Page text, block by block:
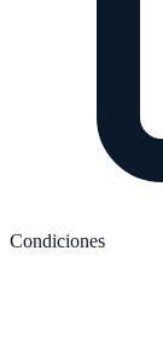
Condiciones